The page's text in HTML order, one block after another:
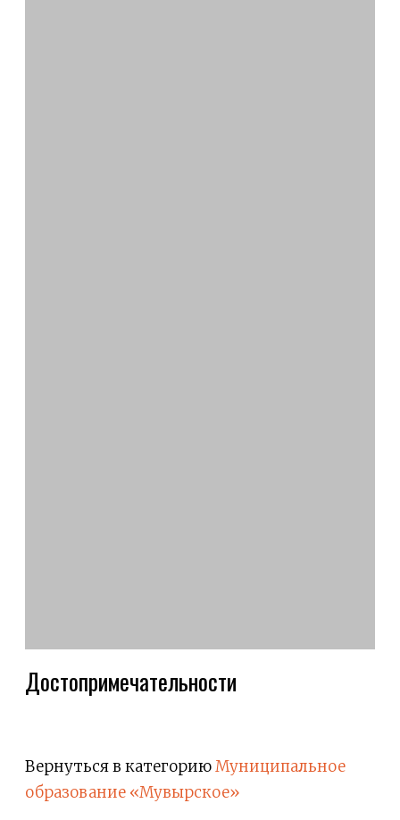
Достопримечательности
Вернуться в категориюМуниципальное
образование «Мувырское»